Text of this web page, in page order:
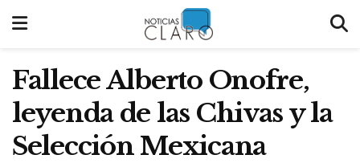
Fallece Alberto Onofre,
leyenda de las Chivas y la
Selección Mexicana